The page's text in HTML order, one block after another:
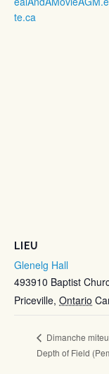
te.ca
LIEU
Glenelg Hall
493910 Baptist
Priceville, Ontario
Dimanche
Depth of Field